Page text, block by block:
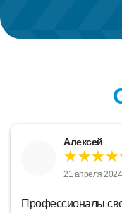
Лидия
18 апреля 2024
Замечательная